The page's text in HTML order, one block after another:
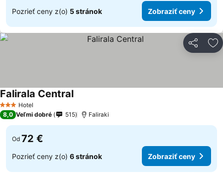
Pozrieť ceny z(o) 5 stránok Zobraziť ceny
Zdieľať
3 Počet hviezdičiek
Hotel
Falirala Central
8,0 Veľmi dobré 515 Faliraki
Od 72 €
Pozrieť ceny z(o) 6 stránok Zobraziť ceny